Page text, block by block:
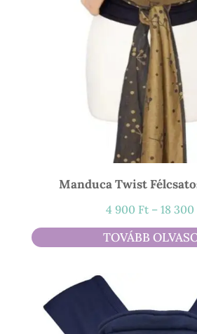
Manduca Twist
4 900 Ft – 18 300
TOVÁBB